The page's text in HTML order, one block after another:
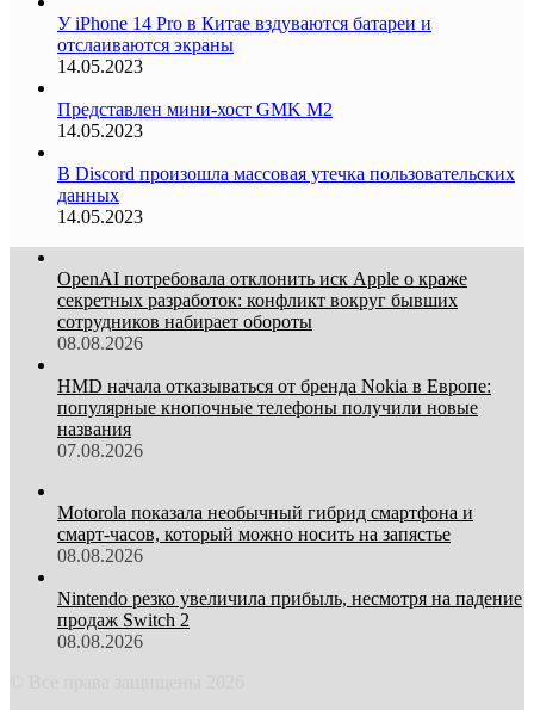
У iPhone 14 Pro в Китае вздуваются батареи и
отслаиваются экраны
14.05.2023
Представлен мини-хост GMK M2
14.05.2023
В Discord произошла массовая утечка пользовательских
данных
14.05.2023
OpenAI потребовала отклонить иск Apple о краже
секретных разработок: конфликт вокруг бывших
сотрудников набирает обороты
08.08.2026
HMD начала отказываться от бренда Nokia в Европе:
популярные кнопочные телефоны получили новые
названия
07.08.2026
Motorola показала необычный гибрид смартфона и
смарт-часов, который можно носить на запястье
08.08.2026
Nintendo резко увеличила прибыль, несмотря на падение
продаж Switch 2
08.08.2026